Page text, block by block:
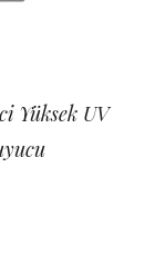
Yüksek UV